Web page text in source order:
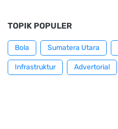
TOPIK POPULER
Bola Sumatera Utara
Infrastruktur Advertorial